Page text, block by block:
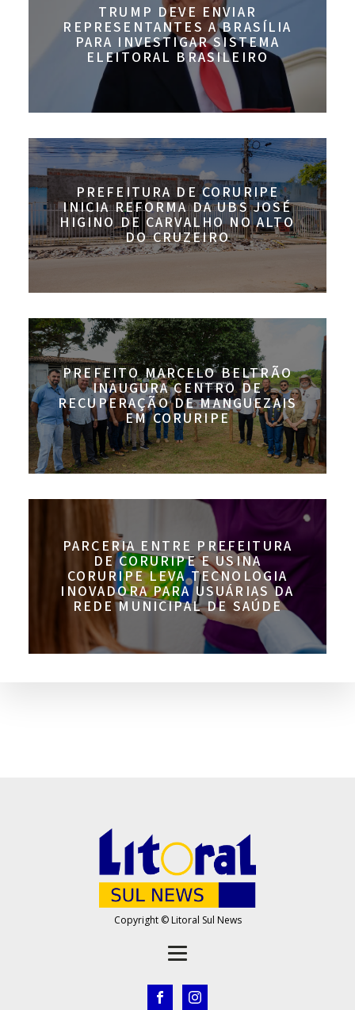
TRUMP DEVE ENVIAR
REPRESENTANTES A BRASÍLIA
PARA INVESTIGAR SISTEMA
ELEITORAL BRASILEIRO
PREFEITURA DE CORURIPE
INICIA REFORMA DA UBS JOSÉ
HIGINO DE CARVALHO NO ALTO
DO CRUZEIRO
PREFEITO MARCELO BELTRÃO
INAUGURA CENTRO DE
RECUPERAÇÃO DE MANGUEZAIS
EM CORURIPE
PARCERIA ENTRE PREFEITURA
DE CORURIPE E USINA
CORURIPE LEVA TECNOLOGIA
INOVADORA PARA USUÁRIAS DA
REDE MUNICIPAL DE SAÚDE
Copyright © Litoral Sul News